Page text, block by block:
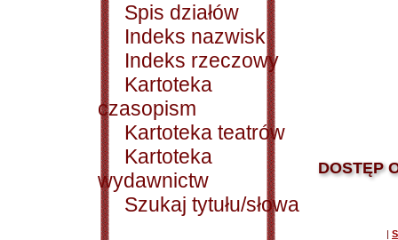
Spis działów
Indeks nazwisk
Indeks rzeczowy
Kartoteka
czasopism
Kartoteka teatrów
Kartoteka
wydawnictw
Szukaj tytułu/słowa
DOSTĘP
|